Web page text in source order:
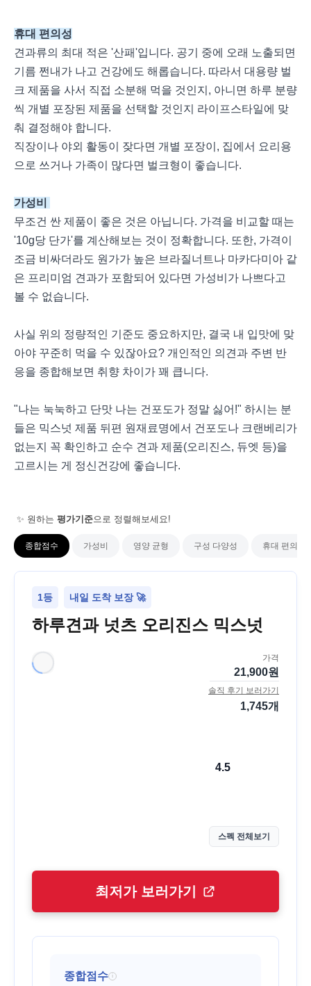
휴대 편의성
견과류의 최대 적은 '산패'입니다. 공기 중에 오래 노출되면
기름 쩐내가 나고 건강에도 해롭습니다. 따라서 대용량 벌
크 제품을 사서 직접 소분해 먹을 것인지, 아니면 하루 분량
씩 개별 포장된 제품을 선택할 것인지 라이프스타일에 맞
춰 결정해야 합니다.
직장이나 야외 활동이 잦다면 개별 포장이, 집에서 요리용
으로 쓰거나 가족이 많다면 벌크형이 좋습니다.
가성비
무조건 싼 제품이 좋은 것은 아닙니다. 가격을 비교할 때는
'10g당 단가'를 계산해보는 것이 정확합니다. 또한, 가격이
조금 비싸더라도 원가가 높은 브라질너트나 마카다미아 같
은 프리미엄 견과가 포함되어 있다면 가성비가 나쁘다고
볼 수 없습니다.
사실 위의 정량적인 기준도 중요하지만, 결국 내 입맛에 맞
아야 꾸준히 먹을 수 있잖아요? 개인적인 의견과 주변 반
응을 종합해보면 취향 차이가 꽤 큽니다.
"나는 눅눅하고 단맛 나는 건포도가 정말 싫어!" 하시는 분
들은 믹스넛 제품 뒤편 원재료명에서 건포도나 크랜베리가
없는지 꼭 확인하고 순수 견과 제품(오리진스, 듀엣 등)을
고르시는 게 정신건강에 좋습니다.
✨ 원하는 평가기준으로 정렬해보세요!
종합점수 가성비 영양 균형 구성 다양성 휴대 편의성
1등 내일 도착 보장 🚀
하루견과 넛츠 오리진스 믹스넛
가격
21,900원
솔직 후기 보러가기
1,745개
4.5
스펙 전체보기
최저가 보러가기
종합점수 i